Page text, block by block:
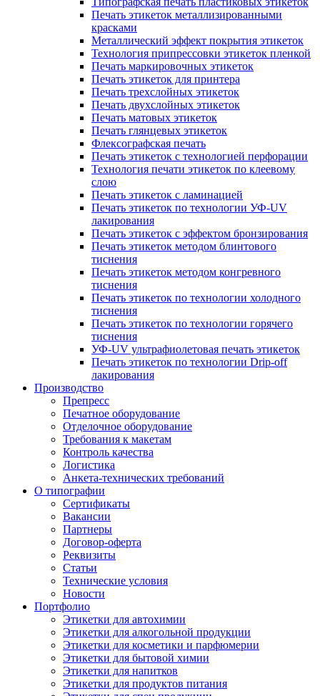
Печать этикеток металлизированными
красками
Металлический эффект покрытия этикеток
Технология припрессовки этикеток пленкой
Печать маркировочных этикеток
Печать этикеток для принтера
Печать трехслойных этикеток
Печать двухслойных этикеток
Печать матовых этикеток
Печать глянцевых этикеток
Флексографская печать
Печать этикеток с технологией перфорации
Технология печати этикеток по клеевому
слою
Печать этикеток с ламинацией
Печать этикеток по технологии УФ-UV
лакирования
Печать этикеток с эффектом бронзирования
Печать этикеток методом блинтового
тиснения
Печать этикеток методом конгревного
тиснения
Печать этикеток по технологии холодного
тиснения
Печать этикеток по технологии горячего
тиснения
УФ-UV ультрафиолетовая печать этикеток
Печать этикеток по технологии Drip-off
лакирования
Производство
Препресс
Печатное оборудование
Отделочное оборудование
Требования к макетам
Контроль качества
Логистика
Анкета-технических требований
О типографии
Сертификаты
Вакансии
Партнеры
Договор-оферта
Реквизиты
Статьи
Технические условия
Новости
Портфолио
Этикетки для автохимии
Этикетки для алкогольной продукции
Этикетки для косметики и парфюмерии
Этикетки для бытовой химии
Этикетки для напитков
Этикетки для продуктов питания